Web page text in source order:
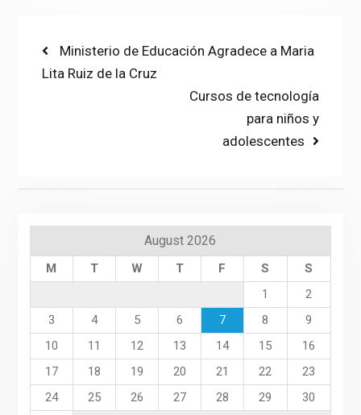
Post
navigation
Previous
post:
Ministerio de Educación Agradece a Maria
Lita Ruiz de la Cruz
Next
Cursos de tecnología
para niños y
adolescentes
August 2026
M T W T F S
S
1
2
3
4 5 6 7 8
9
10
11 12 13 14 15
16
17
18 19 20 21 22
23
24
25 26 27 28 29
30